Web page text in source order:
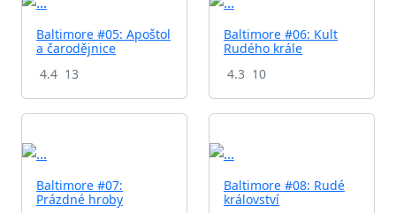
Baltimore #05: Apoštol
a čarodějnice
4.4 13
Baltimore #06: Kult
Rudého krále
4.3 10
Baltimore #07:
Prázdné hroby
Baltimore #08: Rudé
království